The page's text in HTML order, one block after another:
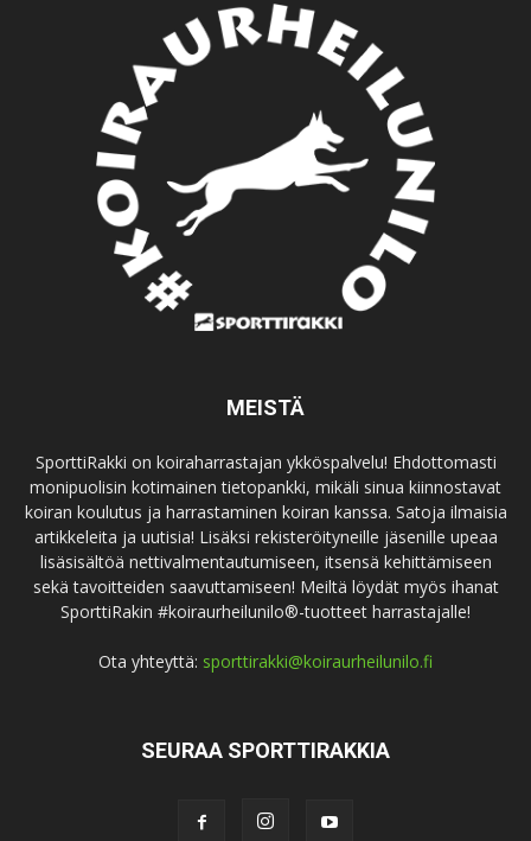
MEISTÄ
SporttiRakki on koiraharrastajan ykköspalvelu! Ehdottomasti
monipuolisin kotimainen tietopankki, mikäli sinua kiinnostavat
koiran koulutus ja harrastaminen koiran kanssa. Satoja ilmaisia
artikkeleita ja uutisia! Lisäksi rekisteröityneille jäsenille upeaa
lisäsisältöä nettivalmentautumiseen, itsensä kehittämiseen
sekä tavoitteiden saavuttamiseen! Meiltä löydät myös ihanat
SporttiRakin #koiraurheilunilo®-tuotteet harrastajalle!
Ota yhteyttä: sporttirakki@koiraurheilunilo.fi
SEURAA SPORTTIRAKKIA